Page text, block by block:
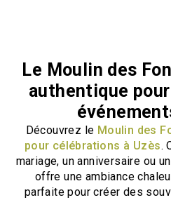
Le Moulin des
authentique
Découvrez le Moulin des
pour célébrations à Uzès.
mariage, un anniversaire ou
offre une ambiance
parfaite pour créer des